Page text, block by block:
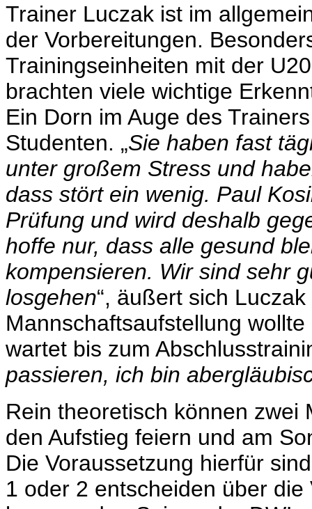
Trainer Luczak ist im
der Vorbereitungen.
Trainingseinheiten mit der
brachten viele wichtige
Ein Dorn im Auge des
Studenten. „Sie haben fast
unter großem Stress und
dass stört ein wenig. Paul
Prüfung und wird deshalb
hoffe nur, dass alle gesund
kompensieren. Wir sind sehr
losgehen“, äußert sich
Mannschaftsaufstellung
wartet bis zum
passieren, ich bin
Rein theoretisch können zwei
den Aufstieg feiern und am
Die Voraussetzung hierfür
1 oder 2 entscheiden über